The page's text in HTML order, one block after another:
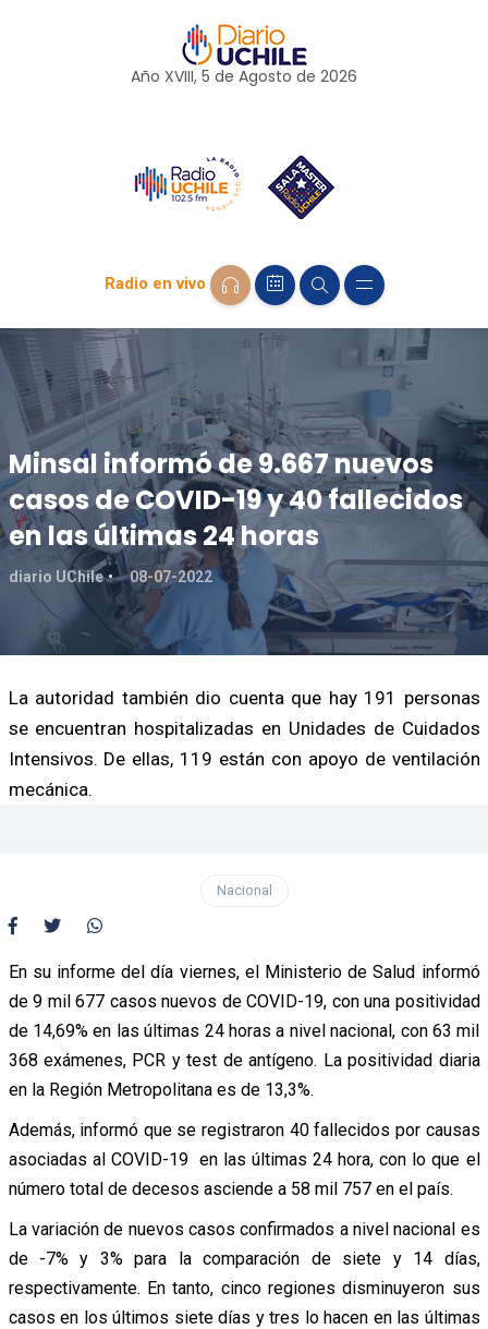
Año XVIII, 5 de Agosto de 2026
Radio en vivo
Minsal informó de 9.667 nuevos
casos de COVID-19 y 40 fallecidos
en las últimas 24 horas
diario UChile 08-07-2022
La autoridad también dio cuenta que hay 191 personas
se encuentran hospitalizadas en Unidades de Cuidados
Intensivos. De ellas, 119 están con apoyo de ventilación
mecánica.
Nacional
En su informe del día viernes, el Ministerio de Salud informó
de 9 mil 677 casos nuevos de COVID-19, con una positividad
de 14,69% en las últimas 24 horas a nivel nacional, con 63 mil
368 exámenes, PCR y test de antígeno. La positividad diaria
en la Región Metropolitana es de 13,3%.
Además, informó que se registraron 40 fallecidos por causas
asociadas al COVID-19 en las últimas 24 hora, con lo que el
número total de decesos asciende a 58 mil 757 en el país.
La variación de nuevos casos confirmados a nivel nacional es
de -7% y 3% para la comparación de siete y 14 días,
respectivamente. En tanto, cinco regiones disminuyeron sus
casos en los últimos siete días y tres lo hacen en las últimas